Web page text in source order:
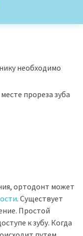
необходимо
прореза зуба
ортодонт может
. Существует
Простой
к зубу. Когда